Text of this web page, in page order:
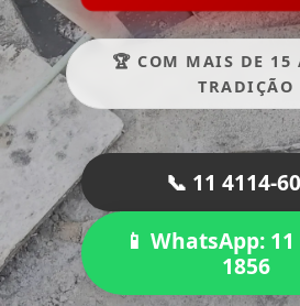
🏆 COM MAIS DE 15
TRADIÇÃO
📞 11 4114-
📱 WhatsApp:
1856